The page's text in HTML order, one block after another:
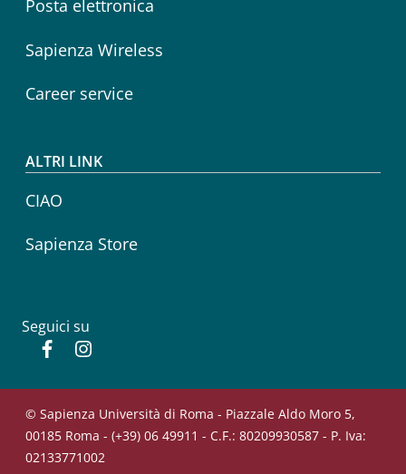
Posta elettronica
Sapienza Wireless
Career service
ALTRI LINK
CIAO
Sapienza Store
Seguici su
Facebook
© Sapienza Università di Roma - Piazzale Aldo Moro 5,
00185 Roma - (+39) 06 49911 - C.F.: 80209930587 - P. Iva:
02133771002